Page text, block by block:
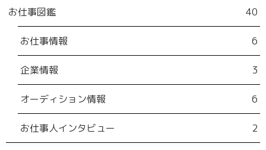
お仕事図鑑 40
お仕事情報 6
企業情報 3
オーディション情報 6
お仕事人インタビュー 2